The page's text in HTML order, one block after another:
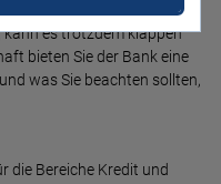
bei der Bank wegen
kann es trotzdem klappen
bieten Sie der Bank eine
was Sie beachten sollten,
die Bereiche Kredit und